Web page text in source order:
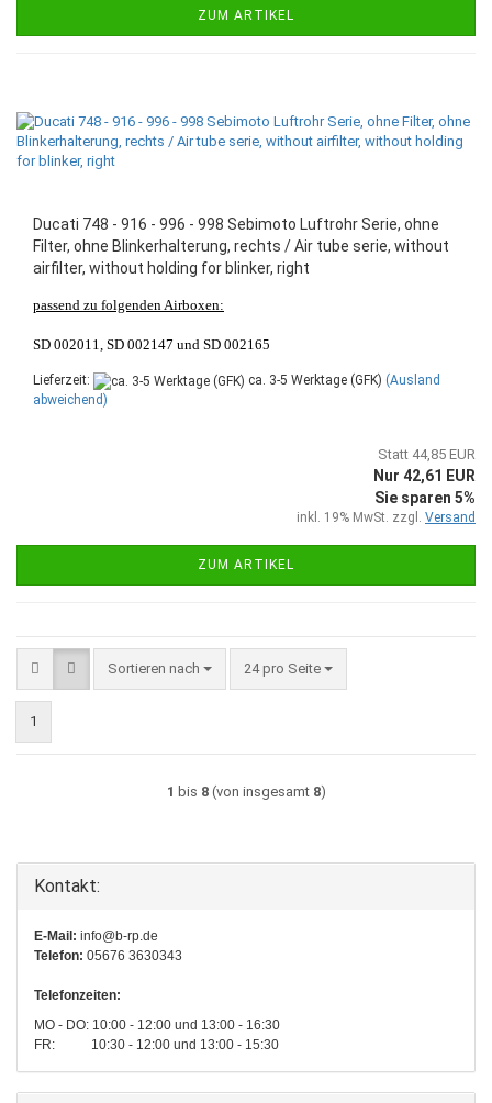
ZUM ARTIKEL
Ducati 748 - 916 - 996 - 998 Sebimoto Luftrohr Serie, ohne
Filter, ohne Blinkerhalterung, rechts / Air tube serie, without
airfilter, without holding for blinker, right
passend zu folgenden Airboxen:
SD 002011, SD 002147 und SD 002165
Lieferzeit: ca. 3-5 Werktage (GFK) (Ausland
abweichend)
Statt 44,85 EUR
Nur 42,61 EUR
Sie sparen 5%
inkl. 19% MwSt. zzgl. Versand
ZUM ARTIKEL
Sortieren nach
Sortieren nach 24 pro Seite
pro Seite
1
1 bis 8(von insgesamt 8)
Kontakt:
E-Mail: info@b-rp.de
Telefon: 05676 3630343
Telefonzeiten:
MO - DO: 10:00 - 12:00 und 13:00 - 16:30
FR: 10:30 - 12:00 und 13:00 - 15:30